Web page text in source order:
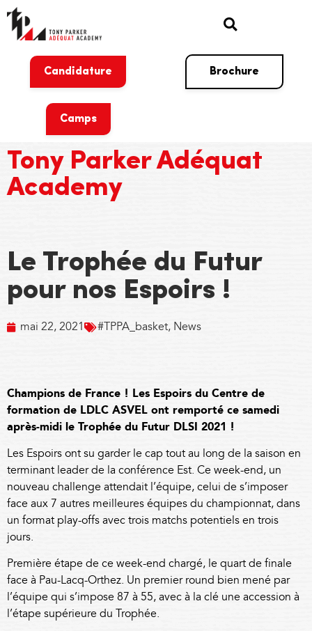
Candidature Brochure
Camps
Tony Parker Adéquat
Academy
Le Trophée du Futur
pour nos Espoirs !
mai 22, 2021 #TPPA_basket, News
Champions de France ! Les Espoirs du Centre de
formation de LDLC ASVEL ont remporté ce samedi
après-midi le Trophée du Futur DLSI 2021 !
Les Espoirs ont su garder le cap tout au long de la saison en
terminant leader de la conférence Est. Ce week-end, un
nouveau challenge attendait l’équipe, celui de s’imposer
face aux 7 autres meilleures équipes du championnat, dans
un format play-offs avec trois matchs potentiels en trois
jours.
Première étape de ce week-end chargé, le quart de finale
face à Pau-Lacq-Orthez. Un premier round bien mené par
l’équipe qui s’impose 87 à 55, avec à la clé une accession à
l’étape supérieure du Trophée.